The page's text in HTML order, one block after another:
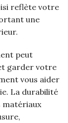
reflète votre
une
peut
garder votre
vous aider
La durabilité
matériaux